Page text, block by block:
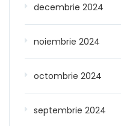
decembrie 2024
noiembrie 2024
octombrie 2024
septembrie 2024